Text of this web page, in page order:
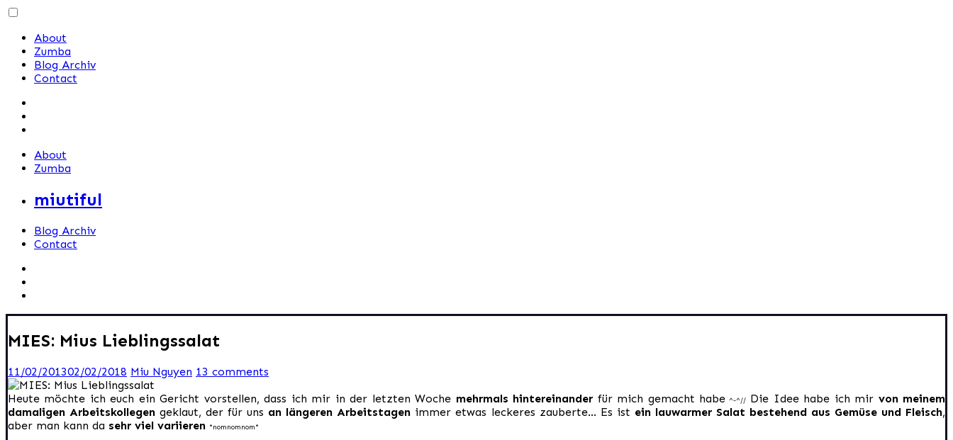
Skip
contentAbout
Zumba
Blog Archiv
Contact
About
Zumba
miutiful
Blog Archiv
Contact
MIES: Mius Lieblingssalat
11/02/201302/02/2018 Miu Nguyen 13 comments
Heute möchte ich euch ein Gericht vorstellen, dass ich mir in der letzten Woche mehrmals hintereinander für mich gemacht habe ^-^//Die Idee habe ich mir von meinem
damaligen Arbeitskollegengeklaut, der für uns an längeren Arbeitstagen immer etwas leckeres zauberte… Es ist ein lauwarmer Salat bestehend aus Gemüse und Fleisch,
aber man kann da sehr viel variieren *nomnomnom*